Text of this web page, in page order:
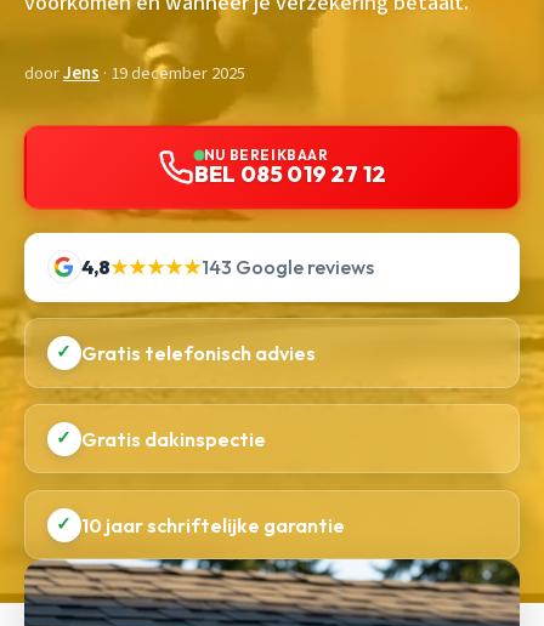
doorJens · 19 december 2025
NU BEREIKBAAR
BEL 085 019 27 12
4,8★★★★★143 Google reviews
✓ Gratis telefonisch advies
✓ Gratis dakinspectie
✓ 10 jaar schriftelijke garantie